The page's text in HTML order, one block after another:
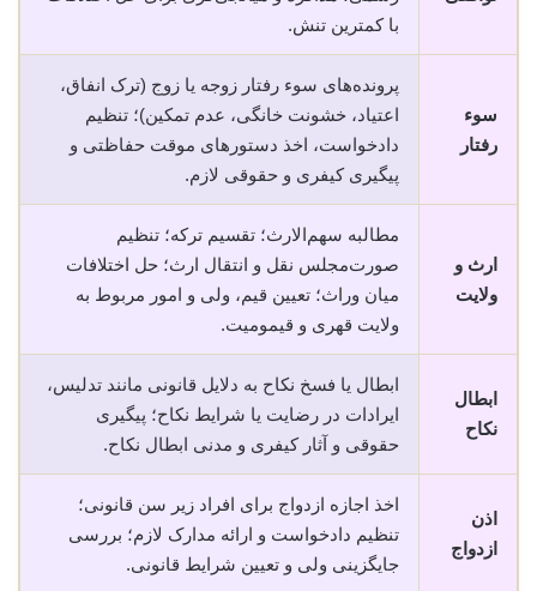
با کمترین تنش.
سوء
رفتار
پرونده‌های سوء رفتار زوجه یا زوج (ترک انفاق،
اعتیاد، خشونت خانگی، عدم تمکین)؛ تنظیم
دادخواست، اخذ دستورهای موقت حفاظتی و
پیگیری کیفری و حقوقی لازم.
ارث و
ولایت
مطالبه سهم‌الارث؛ تقسیم ترکه؛ تنظیم
صورت‌مجلس نقل و انتقال ارث؛ حل اختلافات
میان وراث؛ تعیین قیم، ولی و امور مربوط به
ولایت قهری و قیمومیت.
ابطال
نکاح
ابطال یا فسخ نکاح به دلایل قانونی مانند تدلیس،
ایرادات در رضایت یا شرایط نکاح؛ پیگیری
حقوقی و آثار کیفری و مدنی ابطال نکاح.
اذن
ازدواج
اخذ اجازه ازدواج برای افراد زیر سن قانونی؛
تنظیم دادخواست و ارائه مدارک لازم؛ بررسی
جایگزینی ولی و تعیین شرایط قانونی.